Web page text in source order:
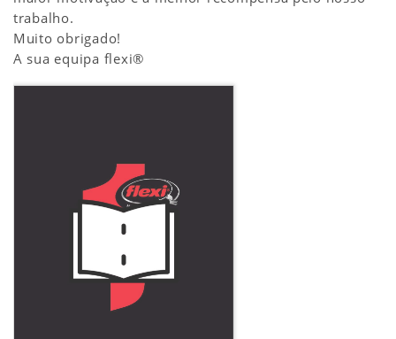
trabalho.
Muito obrigado!
A sua equipa flexi®